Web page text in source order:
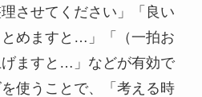
させてください」「良い
めますと…」「（一拍お
ますと…」などが有効で
使うことで、「考える時